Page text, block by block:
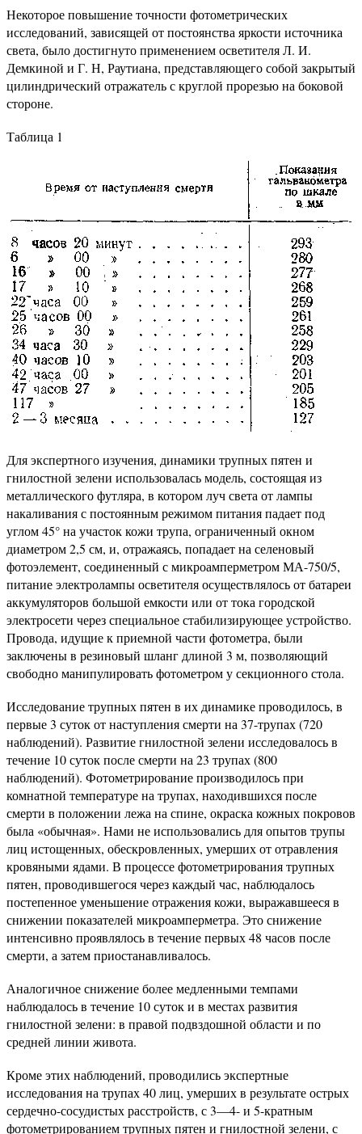
Некоторое повышение точности фотометрических
исследований, зависящей от постоянства яркости источника
света, было достигнуто применением осветителя Л. И.
Демкиной и Г. Н, Раутиана, представляющего собой закрытый
цилиндрический отражатель с круглой прорезью на боковой
стороне.
Таблица 1
Для экспертного изучения, динамики трупных пятен и
гнилостной зелени использовалась модель, состоящая из
металлического футляра, в котором луч света от лампы
накаливания с постоянным режимом питания падает под
углом 45° на участок кожи трупа, ограниченный окном
диаметром 2,5 см, и, отражаясь, попадает на селеновый
фотоэлемент, соединенный с микроамперметром МА-750/5,
питание электролампы осветителя осуществлялось от батареи
аккумуляторов большой емкости или от тока городской
электросети через специальное стабилизирующее устройство.
Провода, идущие к приемной части фотометра, были
заключены в резиновый шланг длиной 3 м, позволяющий
свободно манипулировать фотометром у секционного стола.
Исследование трупных пятен в их динамике проводилось, в
первые 3 суток от наступления смерти на 37-трупах (720
наблюдений). Развитие гнилостной зелени исследовалось в
течение 10 суток после смерти на 23 трупах (800
наблюдений). Фотометрирование производилось при
комнатной температуре на трупах, находившихся после
смерти в положении лежа на спине, окраска кожных покровов
была «обычная». Нами не использовались для опытов трупы
лиц истощенных, обескровленных, умерших от отравления
кровяными ядами. В процессе фотометрирования трупных
пятен, проводившегося через каждый час, наблюдалось
постепенное уменьшение отражения кожи, выражавшееся в
снижении показателей микроамперметра. Это снижение
интенсивно проявлялось в течение первых 48 часов после
смерти, а затем приостанавливалось.
Аналогичное снижение более медленными темпами
наблюдалось в течение 10 суток и в местах развития
гнилостной зелени: в правой подвздошной области и по
средней линии живота.
Кроме этих наблюдений, проводились экспертные
исследования на трупах 40 лиц, умерших в результате острых
сердечно-сосудистых расстройств, с 3—4- и 5-кратным
фотометрированием трупных пятен и гнилостной зелени, с